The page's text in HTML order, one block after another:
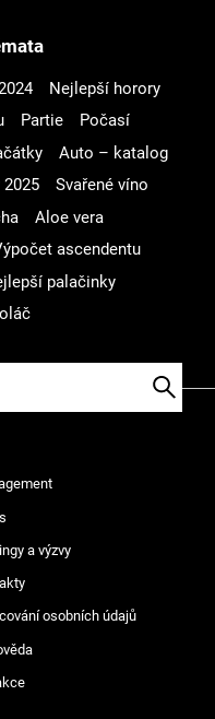
Nejlepší horory
Partie
Počasí
Auto – katalog
Svařené víno
Aloe vera
ascendentu
palačinky
a výzvy
osobních údajů